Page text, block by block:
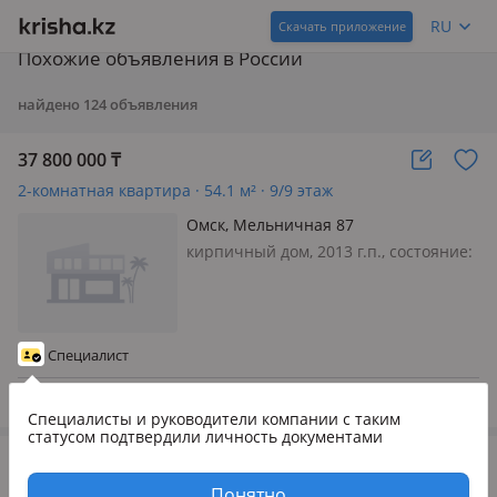
Скачать приложение RU
Похожие объявления в России
найдено 124 объявления
37 800 000₸
2-комнатная квартира · 54.1 м² · 9/9 этаж
Омск, Мельничная 87
кирпичный дом, 2013 г.п., состояние:
Специалисты и руководители компании с таким
статусом подтвердили личность документами
Специалист